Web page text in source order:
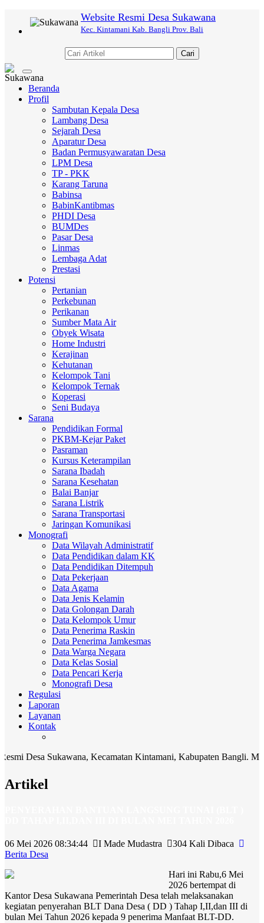
Website Resmi Desa Sukawana
Kec. Kintamani Kab. Bangli Prov. Bali
Cari
Toggle
navigation
Beranda
Profil
Sambutan Kepala Desa
Lambang Desa
Sejarah Desa
Aparatur Desa
Badan Permusyawaratan Desa
LPM Desa
TP - PKK
Karang Taruna
Babinsa
BabinKantibmas
PHDI Desa
BUMDes
Pasar Desa
Linmas
Lembaga Adat
Prestasi
Potensi
Pertanian
Perkebunan
Perikanan
Sumber Mata Air
Obyek Wisata
Home Industri
Kerajinan
Kehutanan
Kelompok Tani
Kelompok Ternak
Koperasi
Seni Budaya
Sarana
Pendidikan Formal
PKBM-Kejar Paket
Pasraman
Kursus Keterampilan
Sarana Ibadah
Sarana Kesehatan
Balai Banjar
Sarana Listrik
Sarana Transportasi
Jaringan Komunikasi
Monografi
Data Wilayah Administratif
Data Pendidikan dalam KK
Data Pendidikan Ditempuh
Data Pekerjaan
Data Agama
Data Jenis Kelamin
Data Golongan Darah
Data Kelompok Umur
Data Penerima Raskin
Data Penerima Jamkesmas
Data Warga Negara
Data Kelas Sosial
Data Pencari Kerja
Monografi Desa
Regulasi
Laporan
Layanan
Kontak
Sukawana, Kecamatan Kintamani, Kabupaten Bangli. Media
Artikel
06 Mei 2026 08:34:44 I Made Mudastra
304 Kali Dibaca
Berita Desa
Hari ini Rabu,6 Mei
2026 bertempat di
Kantor Desa Sukawana Pemerintah Desa telah melaksanakan
kegiatan penyerahan BLT Dana Desa ( DD ) Tahap I,II,dan III di
bulan Mei Tahun 2026 kepada 9 penerima Manfaat BLT-DD.